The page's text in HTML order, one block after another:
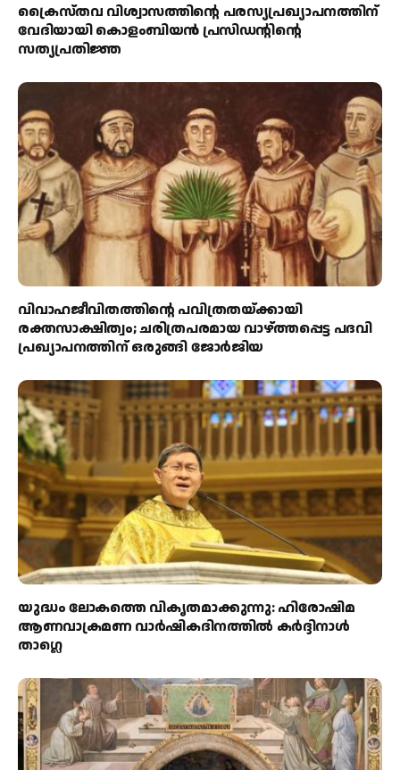
ക്രൈസ്തവ വിശ്വാസത്തിന്റെ പരസ്യപ്രഖ്യാപനത്തിന്
വേദിയായി കൊളംബിയൻ പ്രസിഡന്റിന്റെ
സത്യപ്രതിജ്ഞ
വിവാഹജീവിതത്തിന്റെ പവിത്രതയ്ക്കായി
രക്തസാക്ഷിത്വം; ചരിത്രപരമായ വാഴ്ത്തപ്പെട്ട പദവി
പ്രഖ്യാപനത്തിന് ഒരുങ്ങി ജോര്‍ജിയ
യുദ്ധം ലോകത്തെ വികൃതമാക്കുന്നു: ഹിരോഷിമ
ആണവാക്രമണ വാർഷികദിനത്തിൽ കർദ്ദിനാൾ
താഗ്ലെ